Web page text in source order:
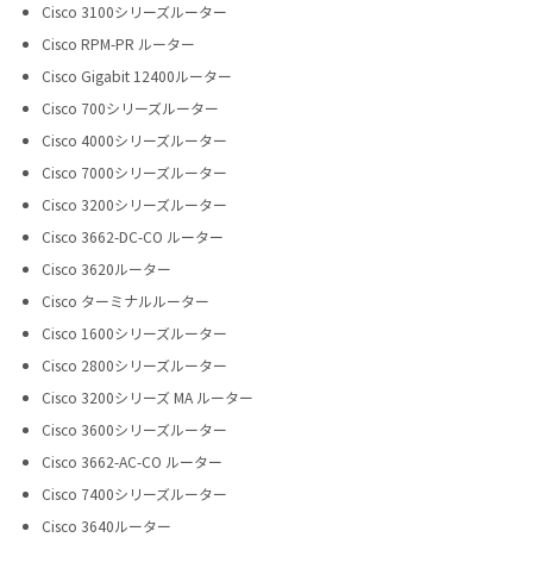
Cisco 3100シリーズルーター
Cisco RPM-PR ルーター
Cisco Gigabit 12400ルーター
Cisco 700シリーズルーター
Cisco 4000シリーズルーター
Cisco 7000シリーズルーター
Cisco 3200シリーズルーター
Cisco 3662-DC-CO ルーター
Cisco 3620ルーター
Cisco ターミナルルーター
Cisco 1600シリーズルーター
Cisco 2800シリーズルーター
Cisco 3200シリーズ MA ルーター
Cisco 3600シリーズルーター
Cisco 3662-AC-CO ルーター
Cisco 7400シリーズルーター
Cisco 3640ルーター